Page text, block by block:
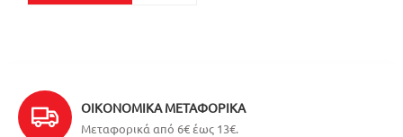
ΟΙΚΟΝΟΜΙΚΆ ΜΕΤΑΦΟΡΙΚΆ
Μεταφορικά από 6€ έως 13€.